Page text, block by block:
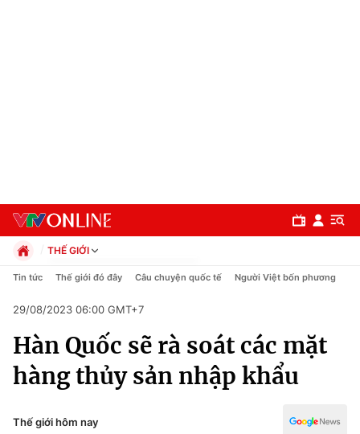
Chuyên mục
Chính trị
THẾ GIỚI
Chính trị
Pháp luật
Kinh tế
Thể thao
Truyền hình
Y tế
Tin tức Thế giới đó đây Câu chuyện quốc tế Người Việt bốn phương
29/08/2023 06:00 GMT+7
Hàn Quốc sẽ rà soát các mặt
hàng thủy sản nhập khẩu
Thế giới hôm nay